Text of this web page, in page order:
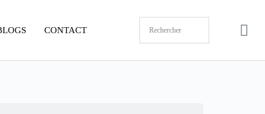
CONTACT